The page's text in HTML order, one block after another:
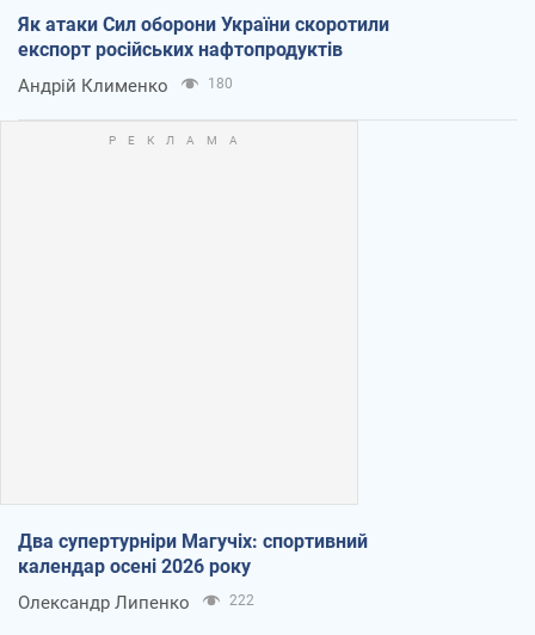
Як атаки Сил оборони України скоротили
експорт російських нафтопродуктів
Андрій Клименко 180
Два супертурніри Магучіх: спортивний
календар осені 2026 року
Олександр Липенко 222